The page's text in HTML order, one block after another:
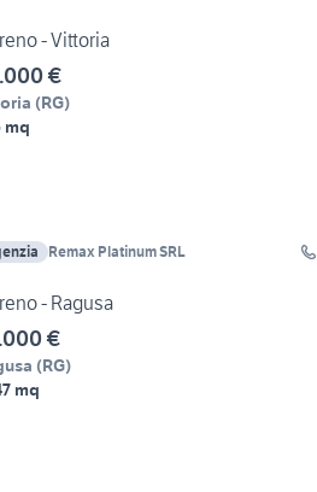
- Vittoria
€
(RG)
mq
Remax Platinum SRL
- Ragusa
€
(RG)
mq